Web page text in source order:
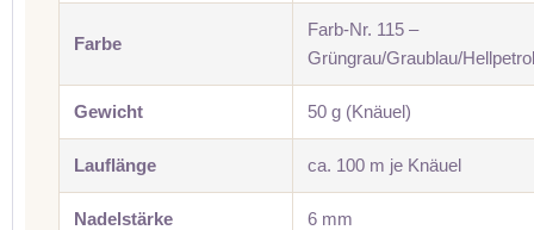
Farbe
Farb-Nr. 115 –
Grüngrau/Graublau/
Gewicht 50 g (Knäuel)
Lauflänge ca. 100 m je Knäuel
Nadelstärke 6 mm